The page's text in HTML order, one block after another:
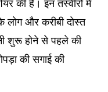
की हैं। इन तस्वीरों में
लोग और करीबी दोस्त
शुरू होने से पहले की
की सगाई की